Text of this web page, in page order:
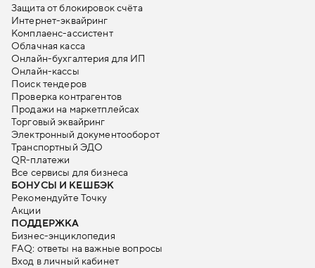
Защита от блокировок счёта
Интернет-эквайринг
Комплаенс-ассистент
Облачная касса
Онлайн-бухгалтерия для ИП
Онлайн-кассы
Поиск тендеров
Проверка контрагентов
Продажи на маркетплейсах
Торговый эквайринг
Электронный документооборот
Транспортный ЭДО
QR-платежи
Все сервисы для бизнеса
БОНУСЫ И КЕШБЭК
Рекомендуйте Точку
Акции
ПОДДЕРЖКА
Бизнес-энциклопедия
FAQ: ответы на важные вопросы
Вход в личный кабинет